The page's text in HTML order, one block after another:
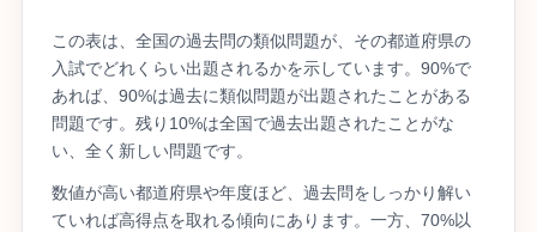
この表は、全国の過去問の類似問題が、その都道府県の
入試でどれくらい出題されるかを示しています。90%で
あれば、90%は過去に類似問題が出題されたことがある
問題です。残り10%は全国で過去出題されたことがな
い、全く新しい問題です。
数値が高い都道府県や年度ほど、過去問をしっかり解い
ていれば高得点を取れる傾向にあります。一方、70%以